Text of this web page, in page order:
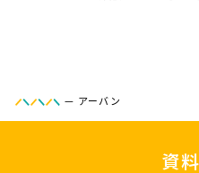
— アーバン
資